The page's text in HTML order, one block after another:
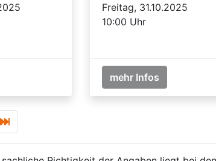
Freitag, 31.10.2025
10:00 Uhr
mehr Infos